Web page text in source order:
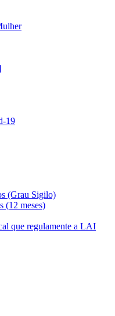
19
(Grau Sigilo)
(12 meses)
que regulamente a LAI